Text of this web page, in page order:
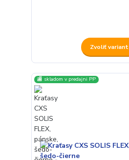
Zvoliť variant
🏬 skladom v predajni PP